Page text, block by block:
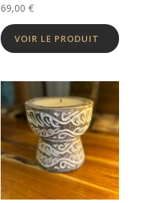
69,00€
VOIR LE PRODUIT